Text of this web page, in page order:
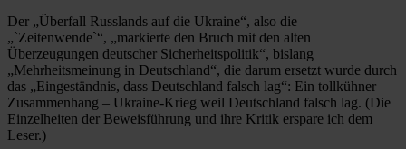
Der „Überfall Russlands auf die Ukraine“, also die
„`Zeitenwende`“, „markierte den Bruch mit den alten
Überzeugungen deutscher Sicherheitspolitik“, bislang
„Mehrheitsmeinung in Deutschland“, die darum ersetzt wurde durch
das „Eingeständnis, dass Deutschland falsch lag“: Ein tollkühner
Zusammenhang – Ukraine-Krieg weil Deutschland falsch lag. (Die
Einzelheiten der Beweisführung und ihre Kritik erspare ich dem
Leser.)